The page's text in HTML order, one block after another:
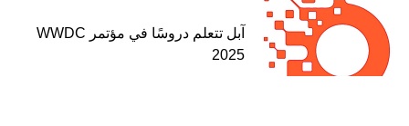
آبل تتعلم دروسًا في مؤتمر WWDC
2025